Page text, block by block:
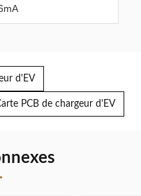
d'EV
PCB de chargeur d'EV